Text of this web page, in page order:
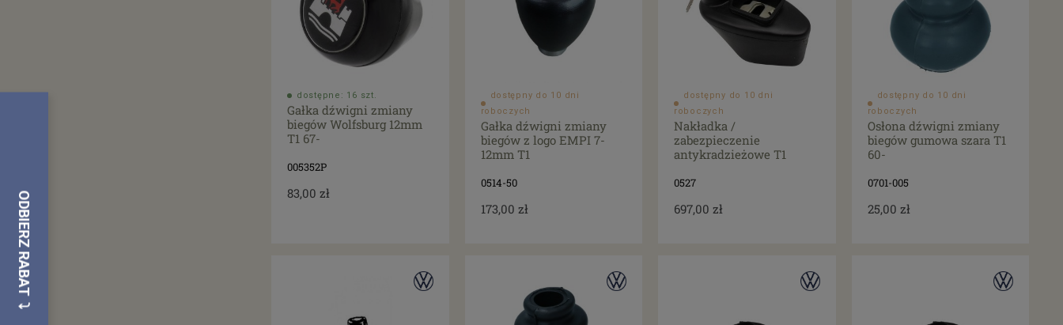
dostępne: 16 szt.
Gałka dźwigni zmiany
biegów Wolfsburg 12mm
T1 67-
005352P
83,00 zł
dostępny do 10 dni
roboczych
Gałka dźwigni zmiany
biegów z logo EMPI 7-
12mm T1
0514-50
173,00 zł
dostępny do 10 dni
roboczych
Nakładka /
zabezpieczenie
antykradzieżowe T1
0527
697,00 zł
dostępny do 10 dni
roboczych
Osłona dźwigni zmiany
biegów gumowa szara T1
60-
0701-005
25,00 zł